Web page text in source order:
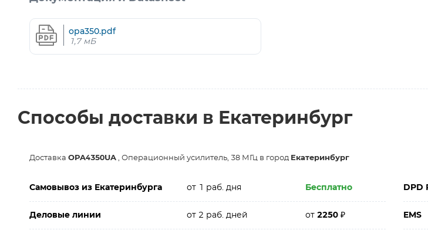
opa350.pdf
1,7 мБ
Способы доставки в Екатеринбург
Доставка OPA4350UA , Операционный усилитель, 38 МГц в город Екатеринбург
Самовывоз из Екатеринбурга от 1 раб. дня Бесплатно DPD
Деловые линии от 2 раб. дней от2250₽ EMS